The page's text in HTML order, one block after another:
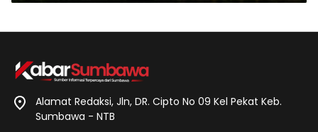
Alamat Redaksi, Jln, DR. Cipto No 09 Kel Pekat Keb.
Sumbawa - NTB